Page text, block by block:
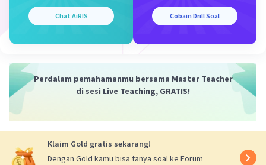
Iklan
Chat AiRIS Cobain Drill Soal
Perdalam pemahamanmu bersama Master Teacher
di sesi Live Teaching, GRATIS!
Klaim Gold gratis sekarang!
Dengan Gold kamu bisa tanya soal ke Forum